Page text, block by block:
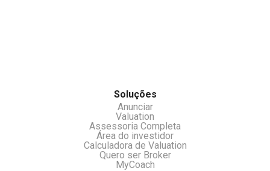
Soluções
Anunciar
Valuation
Assessoria Completa
Área do investidor
Calculadora de Valuation
Quero ser Broker
MyCoach